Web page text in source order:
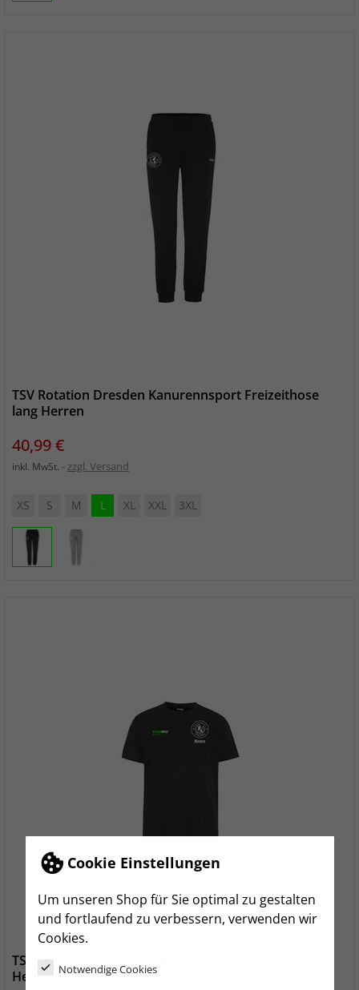
Cookie Einstellungen
Um unseren Shop für Sie optimal zu gestalten
und fortlaufend zu verbessern, verwenden wir
Cookies.
Notwendige Cookies
TSV Rotation Dresden Kanurennsport Freizeithose
lang Herren
Preis
40,99 €
inkl. MwSt. zzgl. Versand
XS S M L XL XXL 3XL
TSV Rotation Dresden Kanurennsport Freizeitshirt
Herren